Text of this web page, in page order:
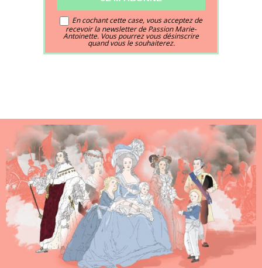
En cochant cette case, vous acceptez de
recevoir la newsletter de Passion Marie-
Antoinette. Vous pourrez vous désinscrire
quand vous le souhaiterez.